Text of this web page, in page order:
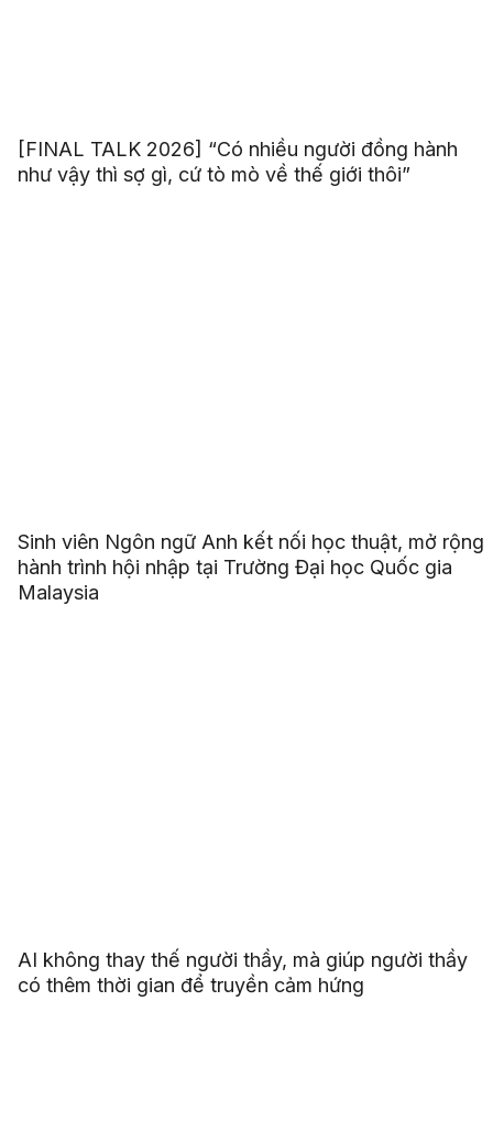
[FINAL TALK 2026] “Có nhiều người đồng hành
như vậy thì sợ gì, cứ tò mò về thế giới thôi”
Sinh viên Ngôn ngữ Anh kết nối học thuật, mở rộng
hành trình hội nhập tại Trường Đại học Quốc gia
Malaysia
AI không thay thế người thầy, mà giúp người thầy
có thêm thời gian để truyền cảm hứng